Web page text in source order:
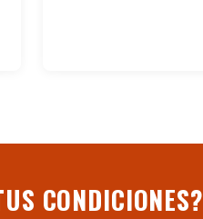
CONDICIONES?